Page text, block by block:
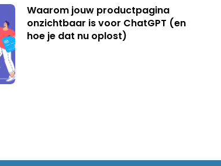
Waarom jouw productpagina
onzichtbaar is voor ChatGPT (en
hoe je dat nu oplost)